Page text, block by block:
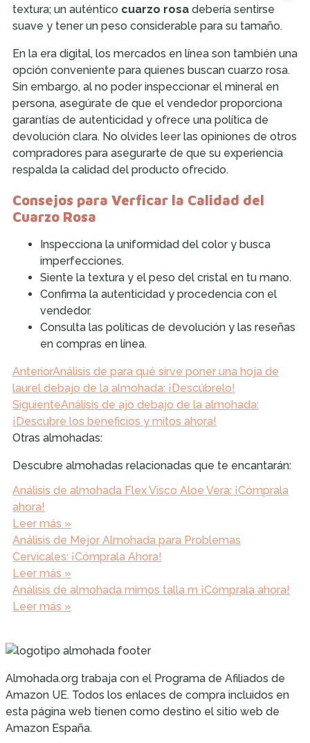
textura; un auténtico cuarzo rosa debería sentirse
suave y tener un peso considerable para su tamaño.
En la era digital, los mercados en línea son también una
opción conveniente para quienes buscan cuarzo rosa.
Sin embargo, al no poder inspeccionar el mineral en
persona, asegúrate de que el vendedor proporciona
garantías de autenticidad y ofrece una política de
devolución clara. No olvides leer las opiniones de otros
compradores para asegurarte de que su experiencia
respalda la calidad del producto ofrecido.
Consejos para Verficar la Calidad del
Cuarzo Rosa
Inspecciona la uniformidad del color y busca
imperfecciones.
Siente la textura y el peso del cristal en tu mano.
Confirma la autenticidad y procedencia con el
vendedor.
Consulta las políticas de devolución y las reseñas
en compras en línea.
AnteriorAnálisis de para qué sirve poner una hoja de
laurel debajo de la almohada: ¡Descúbrelo!
SiguienteAnálisis de ajo debajo de la almohada:
¡Descubre los beneficios y mitos ahora!
Otras almohadas:
Descubre almohadas relacionadas que te encantarán:
Análisis de almohada Flex Visco Aloe Vera: ¡Cómprala
ahora!
Leer más »
Análisis de Mejor Almohada para Problemas
Cervicales: ¡Cómprala Ahora!
Leer más »
Análisis de almohada mimos talla m ¡Cómprala ahora!
Leer más »
Almohada.org trabaja con el Programa de Afiliados de
Amazon UE. Todos los enlaces de compra incluidos en
esta página web tienen como destino el sitio web de
Amazon España.